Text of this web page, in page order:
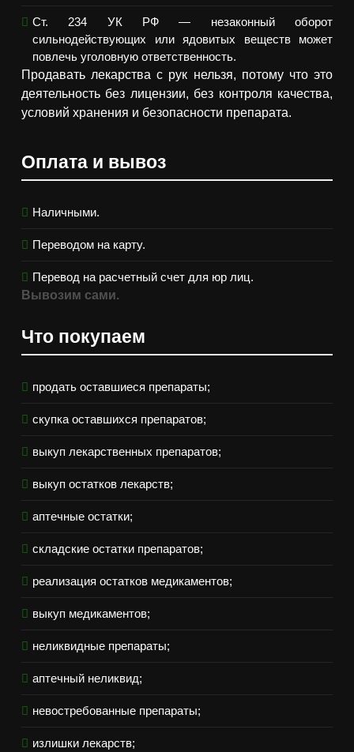
Ст. 234 УК РФ — незаконный оборот
сильнодействующих или ядовитых веществ может
повлечь уголовную ответственность.
Продавать лекарства с рук нельзя, потому что это
деятельность без лицензии, без контроля качества,
условий хранения и безопасности препарата.
Оплата и вывоз
Наличными.
Переводом на карту.
Перевод на расчетный счет для юр лиц.
Вывозим сами.
Что покупаем
продать оставшиеся препараты;
скупка оставшихся препаратов;
выкуп лекарственных препаратов;
выкуп остатков лекарств;
аптечные остатки;
складские остатки препаратов;
реализация остатков медикаментов;
выкуп медикаментов;
неликвидные препараты;
аптечный неликвид;
невостребованные препараты;
излишки лекарств;